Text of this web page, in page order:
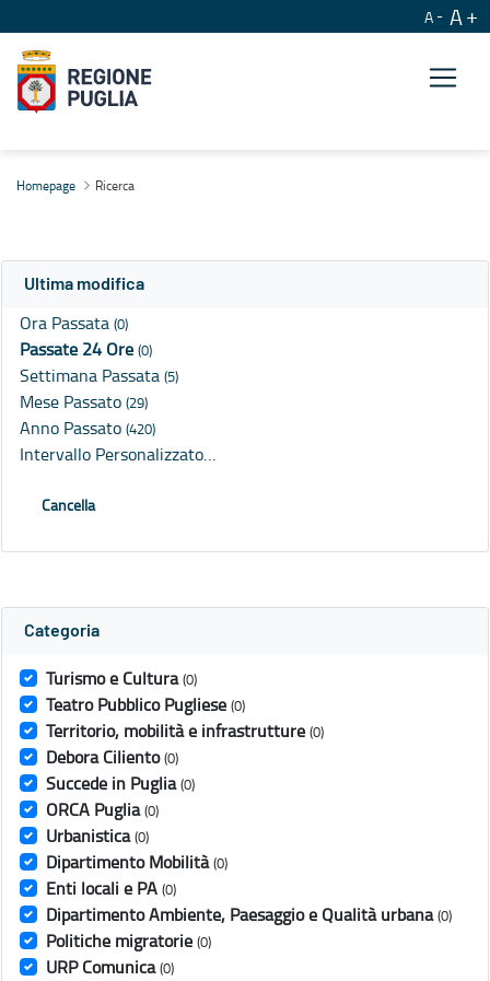
A A
Homepage Ricerca
Ultima modifica
Ora Passata (0)
Passate 24 Ore (0)
Settimana Passata (5)
Mese Passato (29)
Anno Passato (420)
Intervallo Personalizzato…
Cancella
Categoria
Turismo e Cultura (0)
Teatro Pubblico Pugliese (0)
Territorio, mobilità e infrastrutture (0)
Debora Ciliento (0)
Succede in Puglia (0)
ORCA Puglia (0)
Urbanistica (0)
Dipartimento Mobilità (0)
Enti locali e PA (0)
Dipartimento Ambiente, Paesaggio e Qualità urbana (0)
Politiche migratorie (0)
URP Comunica (0)